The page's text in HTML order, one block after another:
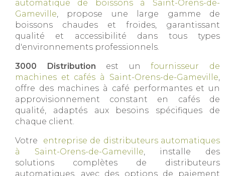
automatique de boissons à Saint-Orens-de-
Gameville , propose une large gamme de
boissons chaudes et froides, garantissant
qualité et accessibilité dans tous types
d'environnements professionnels.
3000 Distribution est un
fournisseur de
machines et cafés à Saint-Orens-de-Gameville
offre des machines à café performantes et un
approvisionnement constant en cafés de
qualité, adaptés aux besoins spécifiques de
chaque client.
Votre entreprise de distributeurs automatiques
à Saint-Orens-de-Gameville , installe des
solutions complètes de distributeurs
automatiques, avec des options de paiement